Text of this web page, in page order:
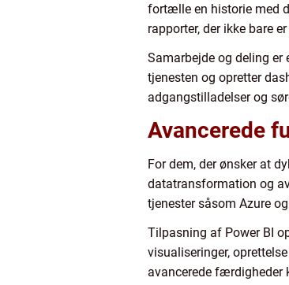
fortælle en historie med
rapporter, der ikke bare
Samarbejde og deling
tjenesten og opretter
adgangstilladelser og
Avancerede
For dem, der ønsker at
datatransformation og
tjenester såsom Azure
Tilpasning af Power BI
visualiseringer,
avancerede færdigheder